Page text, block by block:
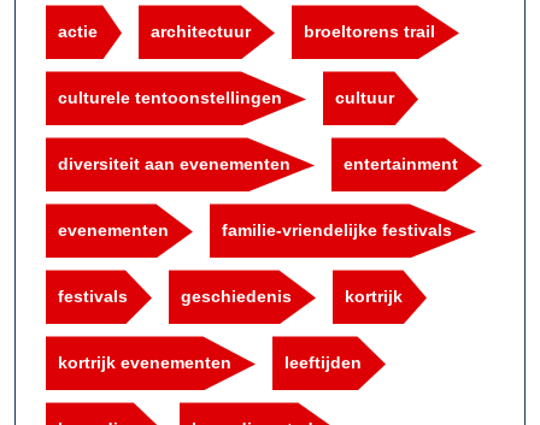
actie architectuur broeltorens trail
culturele tentoonstellingen cultuur
diversiteit aan evenementen entertainment
evenementen familie-vriendelijke festivals
festivals geschiedenis kortrijk
kortrijk evenementen leeftijden